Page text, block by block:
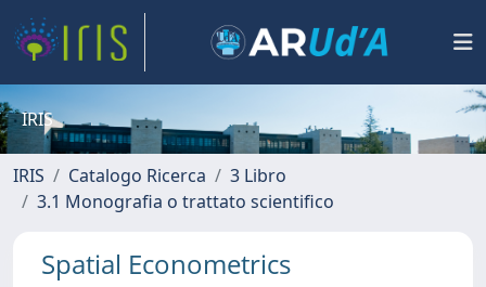
IRIS
IRIS Catalogo Ricerca
3 Libro
3.1 Monografia o trattato scientifico
Spatial Econometrics